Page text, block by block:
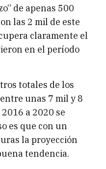
de apenas 500
las 2 mil de este
claramente el
en el período
totales de los
unas 7 mil y 8
a 2020 se
es que con un
la proyección
tendencia.